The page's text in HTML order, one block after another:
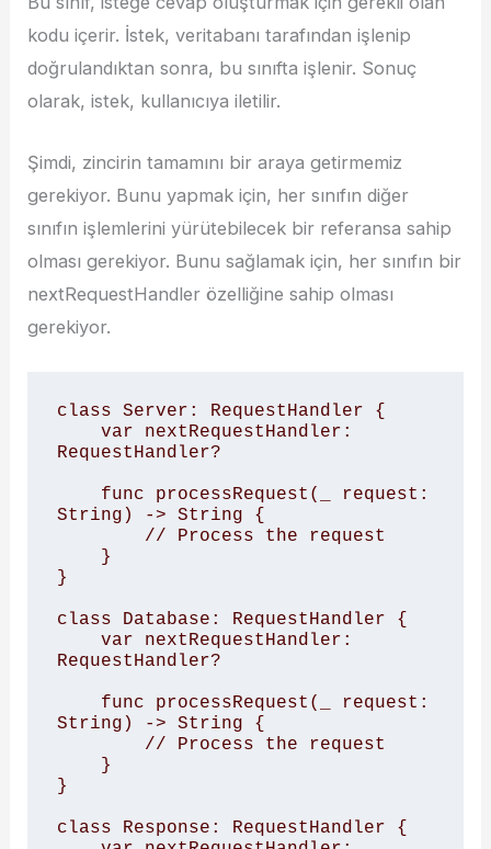
kodu içerir. İstek, veritabanı tarafından işlenip
doğrulandıktan sonra, bu sınıfta işlenir. Sonuç
olarak, istek, kullanıcıya iletilir.
Şimdi, zincirin tamamını bir araya getirmemiz
gerekiyor. Bunu yapmak için, her sınıfın diğer
sınıfın işlemlerini yürütebilecek bir referansa sahip
olması gerekiyor. Bunu sağlamak için, her sınıfın bir
nextRequestHandler özelliğine sahip olması
gerekiyor.
class Server: RequestHandler {
RequestHandler?
String) -> String {
}
class Database: RequestHandler {
RequestHandler?
String) -> String {
}
class Response: RequestHandler {